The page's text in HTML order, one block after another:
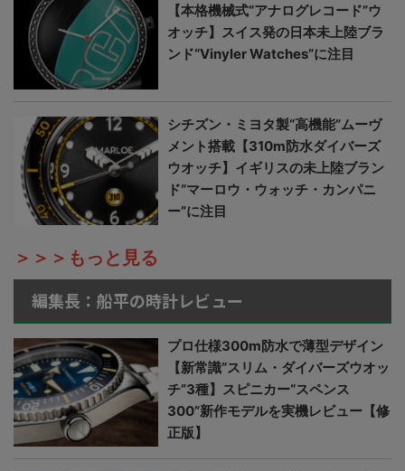
【本格機械式“アナログレコード”ウ
オッチ】スイス発の日本未上陸ブラ
ンド“Vinyler Watches”に注目
シチズン・ミヨタ製“高機能”ムーヴ
メント搭載【310m防水ダイバーズ
ウオッチ】イギリスの未上陸ブラン
ド“マーロウ・ウォッチ・カンパニ
ー”に注目
＞＞＞もっと見る
編集長：船平の時計レビュー
プロ仕様300m防水で薄型デザイン
【新常識“スリム・ダイバーズウオッ
チ”3種】スピニカー“スペンス
300”新作モデルを実機レビュー【修
正版】